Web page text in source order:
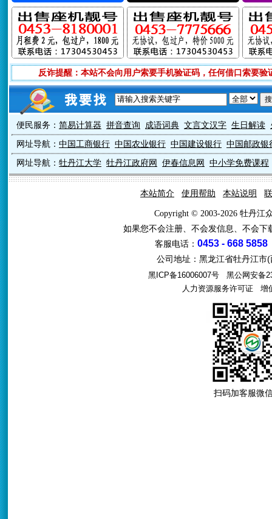
反诈提醒：本站不会向用户索要手机验证码，任何借口索要
便民服务： 简易计算器 拼音查询 成语词典 文言文汉字 生日解读
网址导航： 中国工商银行 中国农业银行 中国建设银行 中国邮政银
网址导航： 牡丹江大学 牡丹江政府网 伊春信息网 中小学免费课程
本站简介 使用帮助 本站说明
Copyright © 2003-2026 牡丹江
如果您不会注册、不会发信息、不会
客服电话： 0453 - 668 5858
公司地址：黑龙江省牡丹江市
黑ICP备16006007号
黑公网安备
人力资源服务许可证增值
扫码加客服微